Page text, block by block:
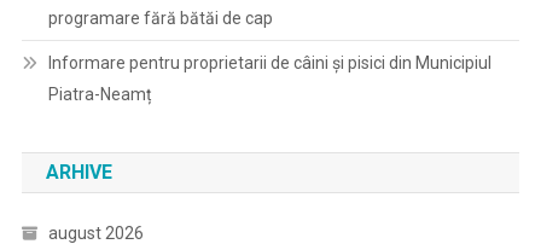
programare fără bătăi de cap
Informare pentru proprietarii de câini și pisici din Municipiul
Piatra-Neamț
ARHIVE
august 2026